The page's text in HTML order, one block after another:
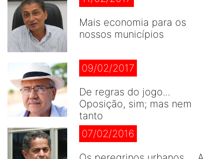
Mais economia para os
nossos municípios
09/02/2017
De regras do jogo...
Oposição, sim; mas nem
tanto
07/02/2016